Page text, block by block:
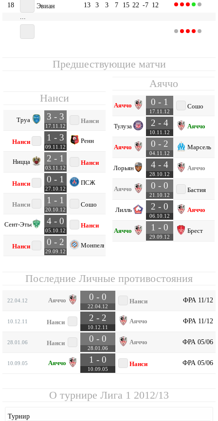
18
Эвиан 13 3 3 7 15 22 -7 12
Предшествующие матчи
Нанси
Труа 3 - 3
17.11.12
Нанси
Нанси 1 - 3
09.11.12
Ренн
Ницца 2 - 1
03.11.12
Нанси
Нанси 0 - 1
27.10.12
ПСЖ
Нанси 1 - 1
20.10.12
Сошо
Сент-Этьен 4 - 0
05.10.12
Нанси
Нанси 0 - 2
29.09.12
Монпелье
Аяччо
Аяччо 0 - 1
17.11.12
Сошо
Тулуза 2 - 4
10.11.12
Аяччо
Аяччо 0 - 2
04.11.12
Марсель
Лорьян 4 - 4
28.10.12
Аяччо
Аяччо 0 - 0
21.10.12
Бастия
Лилль 2 - 0
06.10.12
Аяччо
Аяччо 1 - 0
29.09.12
Брест
Последние Личные противостояния
22.04.12 Аяччо 0 - 0
22.04.12
Нанси ФРА 11/12
10.12.11 Нанси 2 - 2
10.12.11
Аяччо ФРА 11/12
28.01.06 Нанси 0 - 0
28.01.06
Аяччо ФРА 05/06
10.09.05 Аяччо 1 - 0
10.09.05
Нанси ФРА 05/06
О турнире Лига 1 2012/13
Турнир